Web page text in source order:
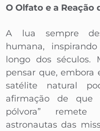
O Olfato e a Reação
A lua sempre
humana,
longo dos séculos.
pensar que, embora
satélite natural
afirmação de
pólvora”
astronautas das